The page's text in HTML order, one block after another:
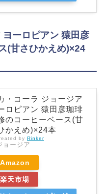
ーロピアン 猿田彦
(甘さひかえめ)×24
・コーラ ジョージア
ロピアン 猿田彦珈琲
のコーヒーベース(甘
かえめ)×24本
by Rinker
ョージア
Amazon
楽天市場